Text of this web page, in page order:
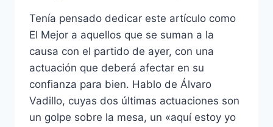
Tenía pensado dedicar este artículo como
El Mejor a aquellos que se suman a la
causa con el partido de ayer, con una
actuación que deberá afectar en su
confianza para bien. Hablo de Álvaro
Vadillo, cuyas dos últimas actuaciones son
un golpe sobre la mesa, un «aquí estoy yo